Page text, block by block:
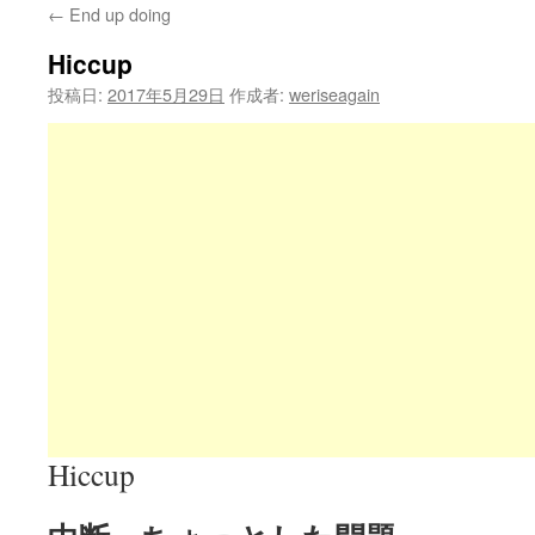
← End up doing
Hiccup
投稿日: 2017年5月29日 作成者: weriseagain
Hiccup